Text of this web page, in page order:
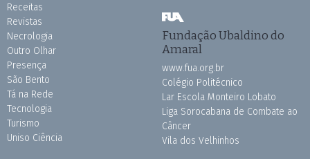
Receitas
Revistas
Necrologia
Outro Olhar
Presença
São Bento
Tá na Rede
Tecnologia
Turismo
Uniso Ciência
Fundação Ubaldino do
Amaral
www.fua.org.br
Colégio Politécnico
Lar Escola Monteiro Lobato
Liga Sorocabana de Combate ao
Câncer
Vila dos Velhinhos